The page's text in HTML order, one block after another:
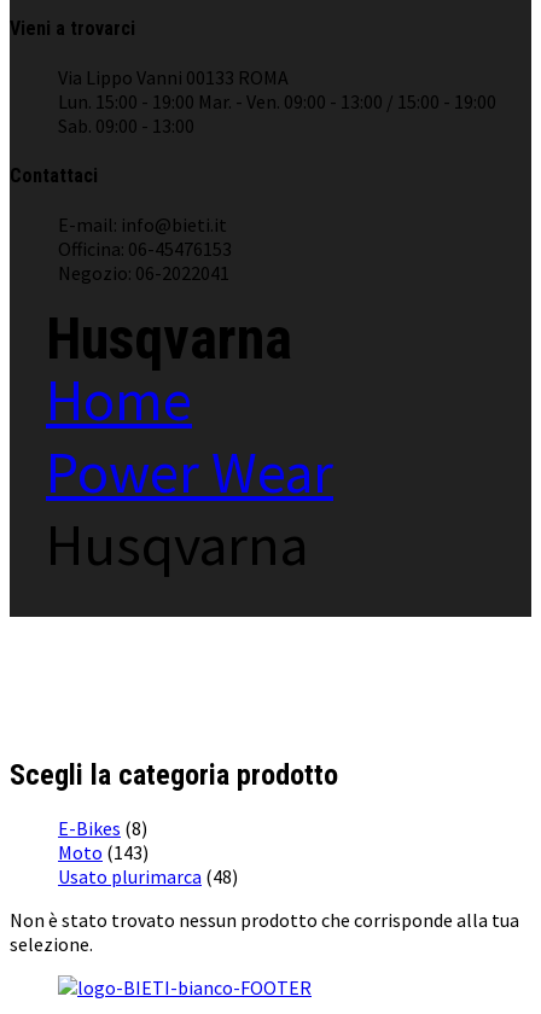
Vieni a trovarci
Via Lippo Vanni 00133 ROMA
Lun. 15:00 - 19:00 Mar. - Ven. 09:00 - 13:00 / 15:00 - 19:00
Sab. 09:00 - 13:00
Contattaci
E-mail: info@bieti.it
Officina: 06-45476153
Negozio: 06-2022041
Husqvarna
Home
Power Wear
Husqvarna
Scegli la categoria prodotto
E-Bikes (8)
Moto (143)
Usato plurimarca (48)
Non è stato trovato nessun prodotto che corrisponde alla tua
selezione.